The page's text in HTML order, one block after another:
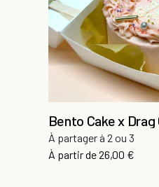
Bento Cake x Drag
À partager à 2 ou 3
À partir dePrix
26,00 €